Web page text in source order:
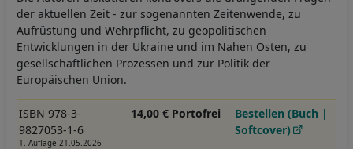
der aktuellen Zeit - zur sogenannten Zeitenwende, zu
Aufrüstung und Wehrpflicht, zu geopolitischen
Entwicklungen in der Ukraine und im Nahen Osten, zu
gesellschaftlichen Prozessen und zur Politik der
Europäischen Union.
ISBN 978-3-
9827053-1-6
1. Auflage 21.05.2026
14,00 € Portofrei
Bestellen (Buch |
Softcover)